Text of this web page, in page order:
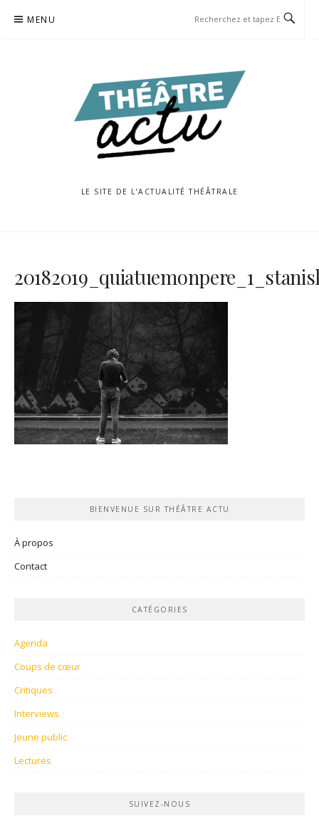
MENU
LE SITE DE L’ACTUALITÉ THÉÂTRALE
BIENVENUE SUR THÉÂTRE ACTU
À propos
Contact
CATÉGORIES
Agenda
Coups de cœur
Critiques
Interviews
Jeune public
Lectures
SUIVEZ-NOUS